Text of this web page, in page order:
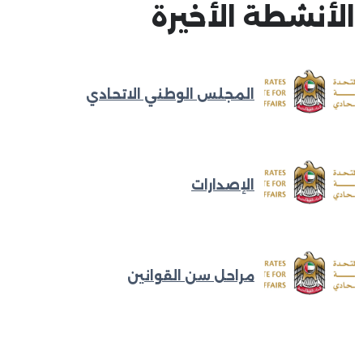
الأنشطة الأخيرة
المجلس الوطني الاتحادي
الإصدارات
مراحل سن القوانين